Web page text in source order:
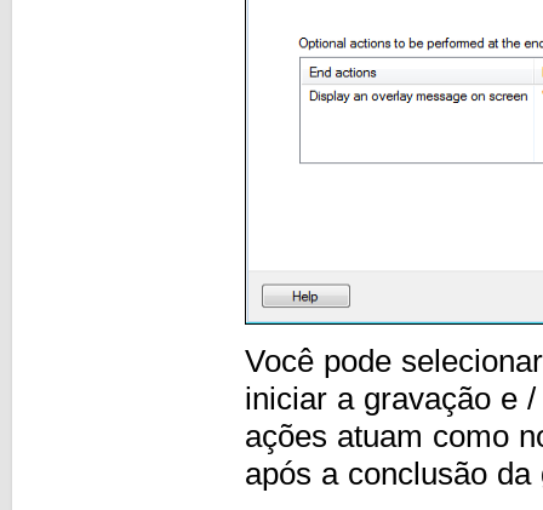
Você pode
iniciar a gravação e
ações atuam como
após a conclusão